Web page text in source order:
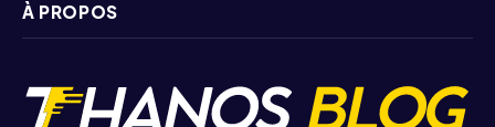
À PROPOS